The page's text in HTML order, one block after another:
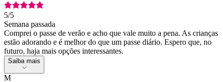
5/5
Semana passada
Comprei o passe de verão e acho que vale muito a pena. As crianças
estão adorando e é melhor do que um passe diário. Espero que, no
futuro, haja mais opções interessantes.
Saiba mais
M